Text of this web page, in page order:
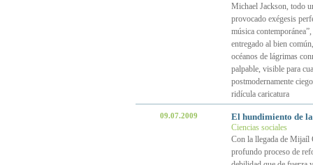
Michael Jackson, todo
provocado exégesis
música
entregado al bien
océanos de lágrimas
palpable, visible para
postmodernamente
ridícula caricatura
09.07.2009 El hundimiento de la
Ciencias sociales
Con la llegada de Mijaíl
profundo proceso de